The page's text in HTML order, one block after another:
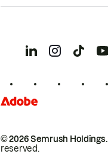
© 2026 Semrush Holdings.
reserved.